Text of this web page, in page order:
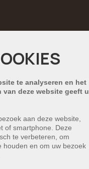
te analyseren en het
deze website geeft u
aan deze website,
of smartphone. Deze
te verbeteren, om
houden en om uw bezoek